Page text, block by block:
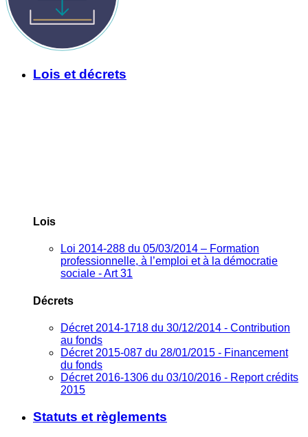
Lois et décrets
Lois
Loi 2014-288 du 05/03/2014 – Formation
professionnelle, à l’emploi et à la démocratie
sociale - Art 31
Décrets
Décret 2014-1718 du 30/12/2014 - Contribution
au fonds
Décret 2015-087 du 28/01/2015 - Financement
du fonds
Décret 2016-1306 du 03/10/2016 - Report crédits
2015
Statuts et règlements